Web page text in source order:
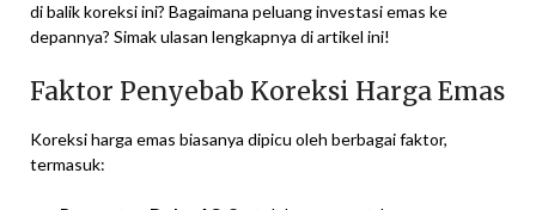
di balik koreksi ini? Bagaimana peluang investasi emas ke
depannya? Simak ulasan lengkapnya di artikel ini!
Faktor Penyebab Koreksi Harga Emas
Koreksi harga emas biasanya dipicu oleh berbagai faktor,
termasuk: